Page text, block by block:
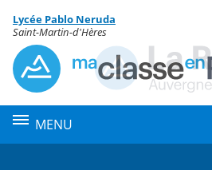
Menu de la rubrique
Contenu
Lycée Pablo Neruda
Saint-Martin-d'Hères
MENU